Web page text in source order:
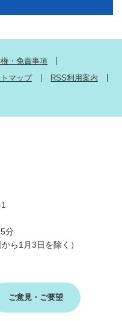
・免責事項
マップ
RSS利用案内
分
ら1月3日を除く）
ご意見・ご要望